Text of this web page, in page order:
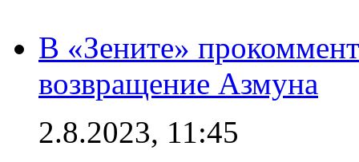
В «Зените»
возвращение Азмуна
2.8.2023, 11:45